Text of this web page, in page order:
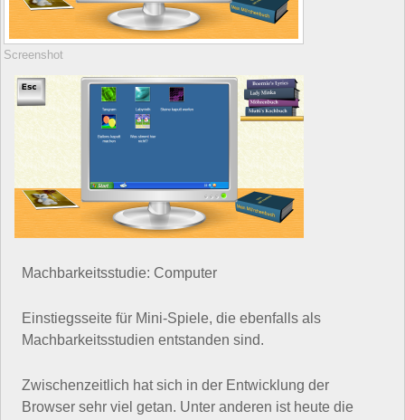
Screenshot
Machbarkeitsstudie: Computer
Einstiegsseite für Mini-Spiele, die ebenfalls als
Machbarkeitsstudien entstanden sind.
Zwischenzeitlich hat sich in der Entwicklung der
Browser sehr viel getan. Unter anderen ist heute die